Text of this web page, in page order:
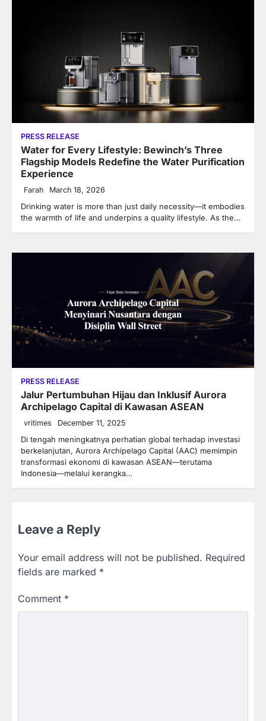
PRESS RELEASE
Water for Every Lifestyle: Bewinch’s Three
Flagship Models Redefine the Water Purification
Experience
Farah March 18, 2026
Drinking water is more than just daily necessity—it embodies
the warmth of life and underpins a quality lifestyle. As the…
PRESS RELEASE
Jalur Pertumbuhan Hijau dan Inklusif Aurora
Archipelago Capital di Kawasan ASEAN
vritimes December 11, 2025
Di tengah meningkatnya perhatian global terhadap investasi
berkelanjutan, Aurora Archipelago Capital (AAC) memimpin
transformasi ekonomi di kawasan ASEAN—terutama
Indonesia—melalui kerangka…
Leave a Reply
Your email address will not be published. Required
fields are marked *
Comment *